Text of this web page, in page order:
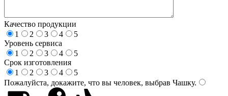
Качество продукции
1
2 3 4
5
Уровень сервиса
1
2 3 4
5
Срок изготовления
1
2 3 4
5
Пожалуйста, докажите, что вы человек, выбрав Чашку.